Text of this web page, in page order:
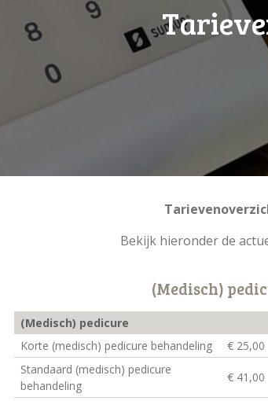
Bekijk hieronder de
(Medisch)
(Medisch) pedicure
Korte (medisch) pedicure behandeling
€ 25,00
Standaard (medisch) pedicure
behandeling
€ 41,00